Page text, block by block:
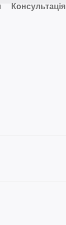
Консультація